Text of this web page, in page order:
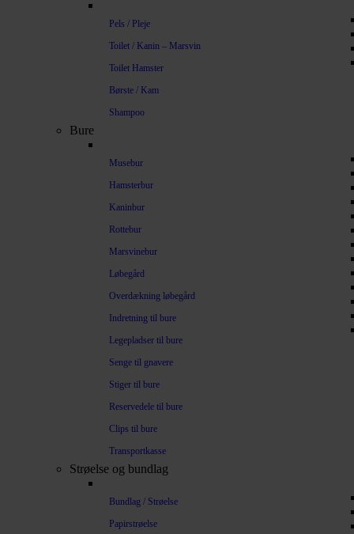
Pels / Pleje
Toilet / Kanin – Marsvin
Toilet Hamster
Børste / Kam
Shampoo
Bure
Musebur
Hamsterbur
Kaninbur
Rottebur
Marsvinebur
Løbegård
Overdækning løbegård
Indretning til bure
Legepladser til bure
Senge til gnavere
Stiger til bure
Reservedele til bure
Clips til bure
Transportkasse
Strøelse og bundlag
Bundlag / Strøelse
Papirstrøelse